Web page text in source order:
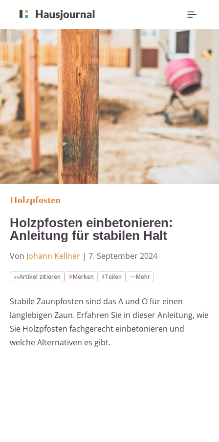
Holzpfosten
Holzpfosten einbetonieren:
Anleitung für stabilen Halt
Von Johann Kellner | 7. September 2024
Artikel zitieren Merken Teilen Mehr
Stabile Zaunpfosten sind das A und O für einen
langlebigen Zaun. Erfahren Sie in dieser Anleitung, wie
Sie Holzpfosten fachgerecht einbetonieren und
welche Alternativen es gibt.